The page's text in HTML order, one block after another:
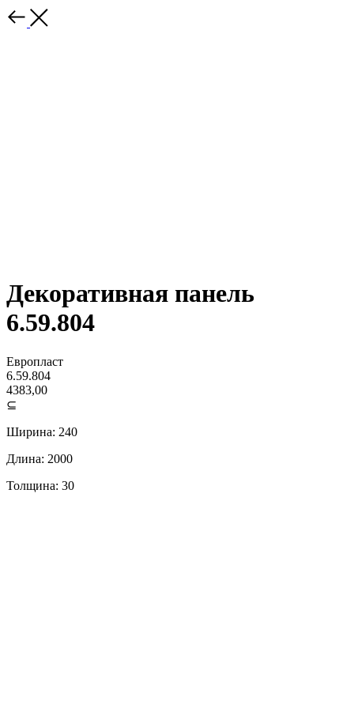
Декоративная панель
6.59.804
Европласт
6.59.804
4383,00
⊆
Ширина: 240
Длина: 2000
Толщина: 30